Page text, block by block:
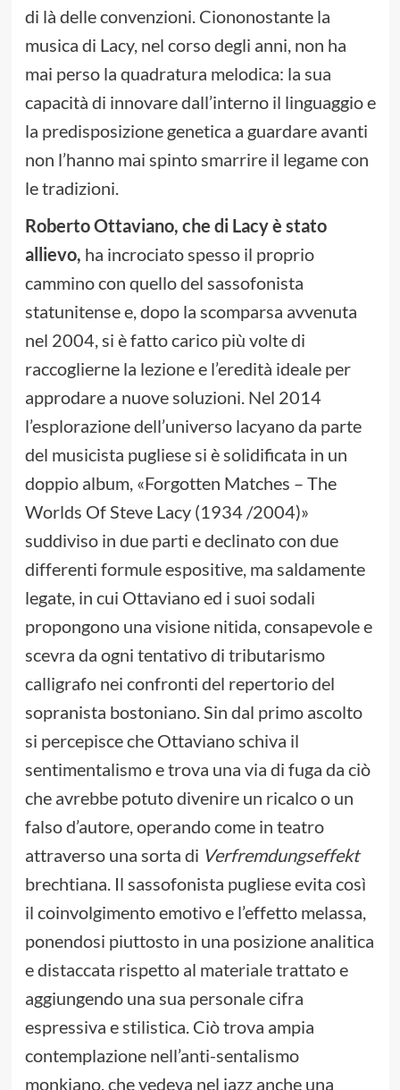
di là delle convenzioni. Ciononostante la
musica di Lacy, nel corso degli anni, non ha
mai perso la quadratura melodica: la sua
capacità di innovare dall’interno il linguaggio e
la predisposizione genetica a guardare avanti
non l’hanno mai spinto smarrire il legame con
le tradizioni.
Roberto Ottaviano, che di Lacy è stato
allievo, ha incrociato spesso il proprio
cammino con quello del sassofonista
statunitense e, dopo la scomparsa avvenuta
nel 2004, si è fatto carico più volte di
raccoglierne la lezione e l’eredità ideale per
approdare a nuove soluzioni. Nel 2014
l’esplorazione dell’universo lacyano da parte
del musicista pugliese si è solidificata in un
doppio album, «Forgotten Matches – The
Worlds Of Steve Lacy (1934 /2004)»
suddiviso in due parti e declinato con due
differenti formule espositive, ma saldamente
legate, in cui Ottaviano ed i suoi sodali
propongono una visione nitida, consapevole e
scevra da ogni tentativo di tributarismo
calligrafo nei confronti del repertorio del
sopranista bostoniano. Sin dal primo ascolto
si percepisce che Ottaviano schiva il
sentimentalismo e trova una via di fuga da ciò
che avrebbe potuto divenire un ricalco o un
falso d’autore, operando come in teatro
attraverso una sorta di Verfremdungseffekt
brechtiana. Il sassofonista pugliese evita così
il coinvolgimento emotivo e l’effetto melassa,
ponendosi piuttosto in una posizione analitica
e distaccata rispetto al materiale trattato e
aggiungendo una sua personale cifra
espressiva e stilistica. Ciò trova ampia
contemplazione nell’anti-sentalismo
monkiano, che vedeva nel jazz anche una